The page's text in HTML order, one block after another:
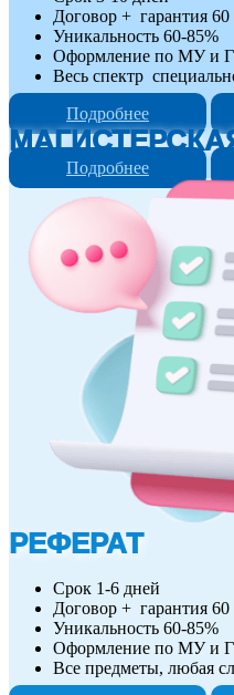
Договор + гарантия 60
Уникальность 60-85%
Оформление по МУ и
Весь спектр
Подробнее
Подробнее
РЕФЕРАТ
Срок 1-6 дней
Договор + гарантия 60
Уникальность 60-85%
Оформление по МУ и
Все предметы, любая